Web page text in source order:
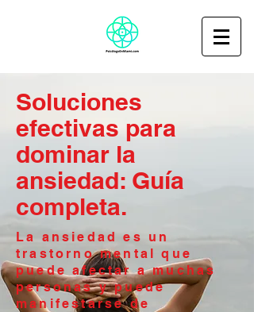
Soluciones
efectivas para
dominar la
ansiedad: Guía
completa.
La ansiedad es un
trastorno mental que
puede afectar a muchas
personas y puede
manifestarse de